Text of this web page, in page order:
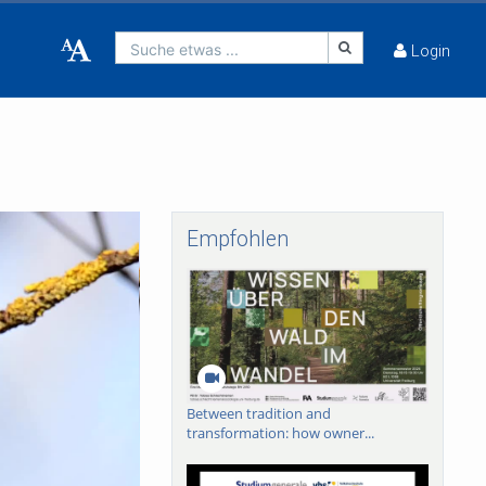
Suche etwas ... Login
Empfohlen
Between tradition and
transformation: how owner...